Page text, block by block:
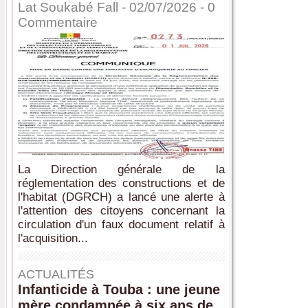
Lat Soukabé Fall - 02/07/2026 - 0
Commentaire
La Direction générale de la
réglementation des constructions et de
l'habitat (DGRCH) a lancé une alerte à
l'attention des citoyens concernant la
circulation d'un faux document relatif à
l'acquisition...
ACTUALITÉS
Infanticide à Touba : une jeune